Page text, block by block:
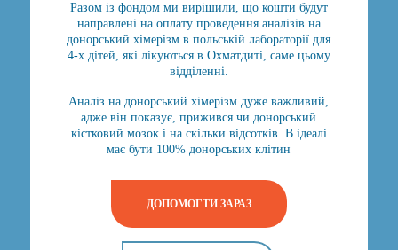
Разом із фондом ми вирішили, що кошти будут
направлені на оплату проведення аналізів на
донорський хімерізм в польській лабораторії для
4-х дітей, які лікуються в Охматдиті, саме цьому
відділенні.
Аналіз на донорський хімерізм дуже важливий,
адже він показує, прижився чи донорський
кістковий мозок і на скільки відсотків. В ідеалі
має бути 100% донорських клітин
ДОПОМОГТИ ЗАРАЗ